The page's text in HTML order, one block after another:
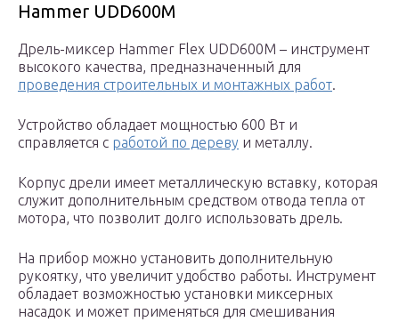
Hammer UDD600M
Дрель-миксер Hammer Flex UDD600M – инструмент
высокого качества, предназначенный для
проведения строительных и монтажных работ.
Устройство обладает мощностью 600 Вт и
справляется с работой по дереву и металлу.
Корпус дрели имеет металлическую вставку, которая
служит дополнительным средством отвода тепла от
мотора, что позволит долго использовать дрель.
На прибор можно установить дополнительную
рукоятку, что увеличит удобство работы. Инструмент
обладает возможностью установки миксерных
насадок и может применяться для смешивания